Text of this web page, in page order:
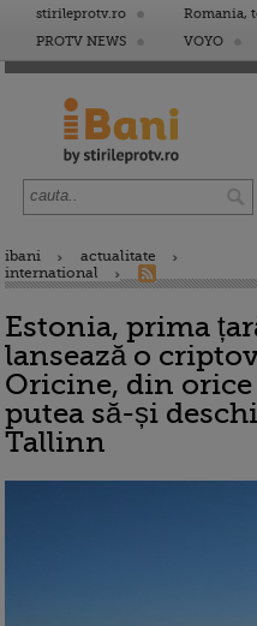
stirileprotv.ro Romania,
PROTV NEWS
VOYO
ibani
actualitate
international
Estonia, prima
lansează o
Oricine, din
putea să-și
Tallinn